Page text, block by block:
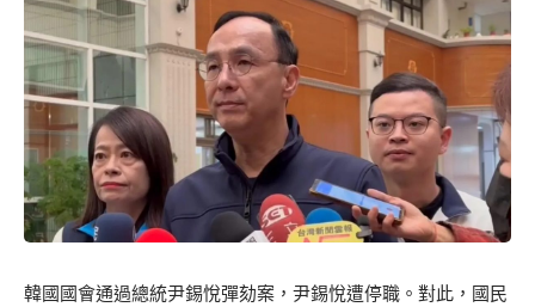
韓國國會通過總統尹錫悅彈劾案，尹錫悅遭停職。對此，國民